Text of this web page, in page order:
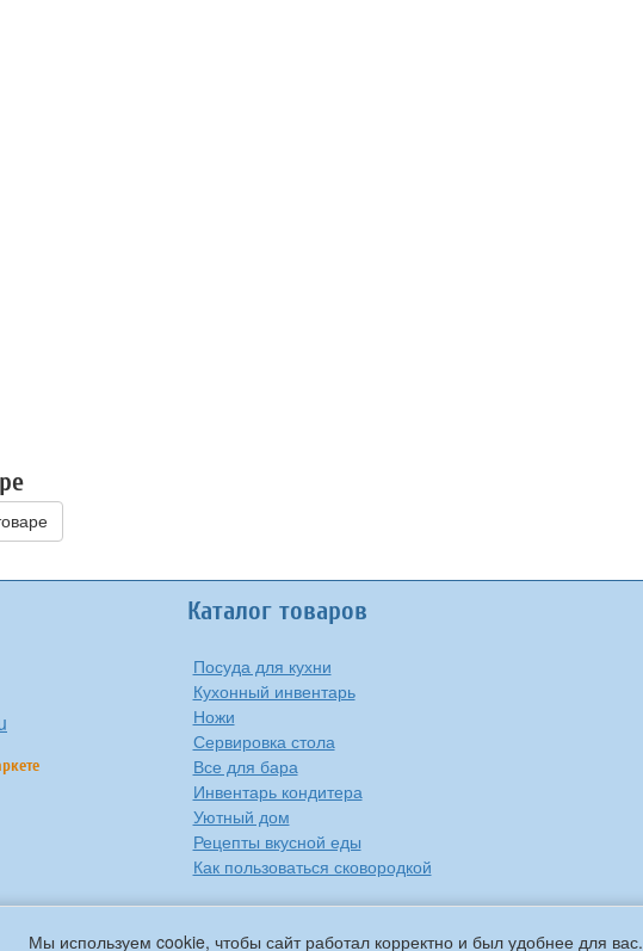
Мы используем cookie, чтобы сайт работал корректно и был удобнее для вас.
Каталог товаров
Посуда для кухни
Кухонный инвентарь
Ножи
Сервировка стола
Все для бара
Инвентарь кондитера
Уютный дом
Рецепты вкусной еды
Как пользоваться сковородкой